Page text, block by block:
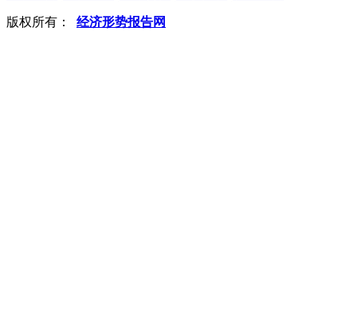
版权所有： 经济形势报告网